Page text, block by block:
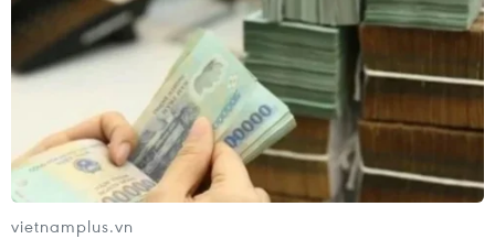
giai đoạn từ tháng 6-8 là khoảng
80%, làm gia tăng các hiện tượng
thời tiết cực đoan và lượng mưa
bất thường trên phạm vi toàn cầu.
(TTXVN/Vietnam+)
vietnamplus.vn